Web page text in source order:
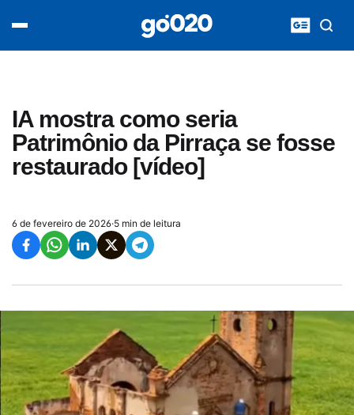
IA mostra como seria
Patrimônio da Pirraça se fosse
restaurado [vídeo]
6 de fevereiro de 2026·5 min de leitura
acontece agora
entretenimento
vídeos
pod020